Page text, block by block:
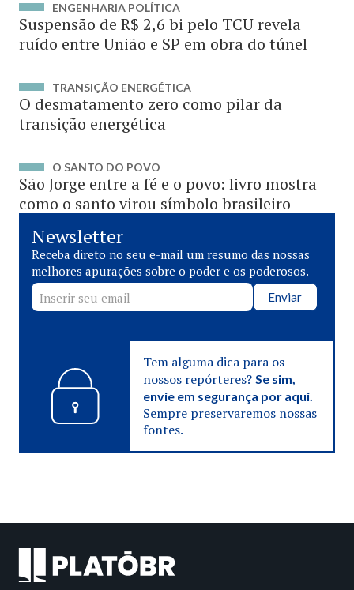
ENGENHARIA POLÍTICA
Suspensão de R$ 2,6 bi pelo TCU revela
ruído entre União e SP em obra do túnel
TRANSIÇÃO ENERGÉTICA
O desmatamento zero como pilar da
transição energética
O SANTO DO POVO
São Jorge entre a fé e o povo: livro mostra
como o santo virou símbolo brasileiro
Newsletter
Receba direto no seu e-mail um resumo das nossas
melhores apurações sobre o poder e os poderosos.
Enviar
Tem alguma dica para os
nossos repórteres? Se sim,
envie em segurança por aqui.
Sempre preservaremos nossas
fontes.